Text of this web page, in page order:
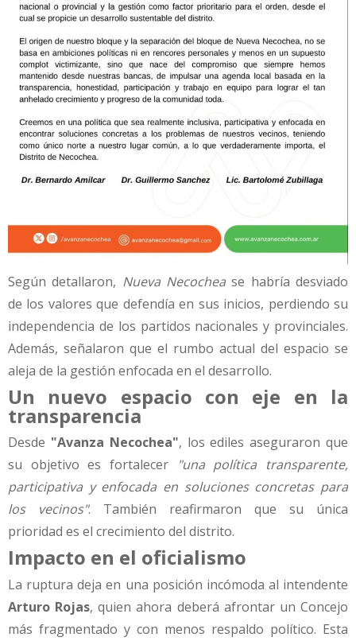
Según detallaron, Nueva Necochea se habría desviado
de los valores que defendía en sus inicios, perdiendo su
independencia de los partidos nacionales y provinciales.
Además, señalaron que el rumbo actual del espacio se
aleja de la gestión enfocada en el desarrollo.
Un nuevo espacio con eje en la
transparencia
Desde "Avanza Necochea", los ediles aseguraron que
su objetivo es fortalecer
"una política transparente,
participativa y enfocada en soluciones concretas para
los vecinos". También reafirmaron que su única
prioridad es el crecimiento del distrito.
Impacto en el oficialismo
La ruptura deja en una posición incómoda al intendente
Arturo Rojas, quien ahora deberá afrontar un Concejo
más fragmentado y con menos respaldo político. Esta